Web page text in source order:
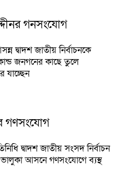
গনসংযোগ
দ্বাদশ জাতীয় নির্বাচনকে
জনগনের কাছে তুলে
যাচ্ছেন
গণসংযোগ
দ্বাদশ জাতীয় সংসদ নির্বাচন
আসনে গণসংযোগে ব্যস্থ